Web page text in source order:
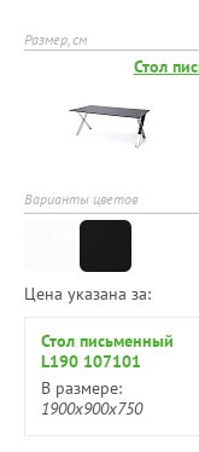
Размер, см
Стол
Варианты цветов
Цена указана за:
Стол письменный
L190 107101
В размере:
1900x900x750